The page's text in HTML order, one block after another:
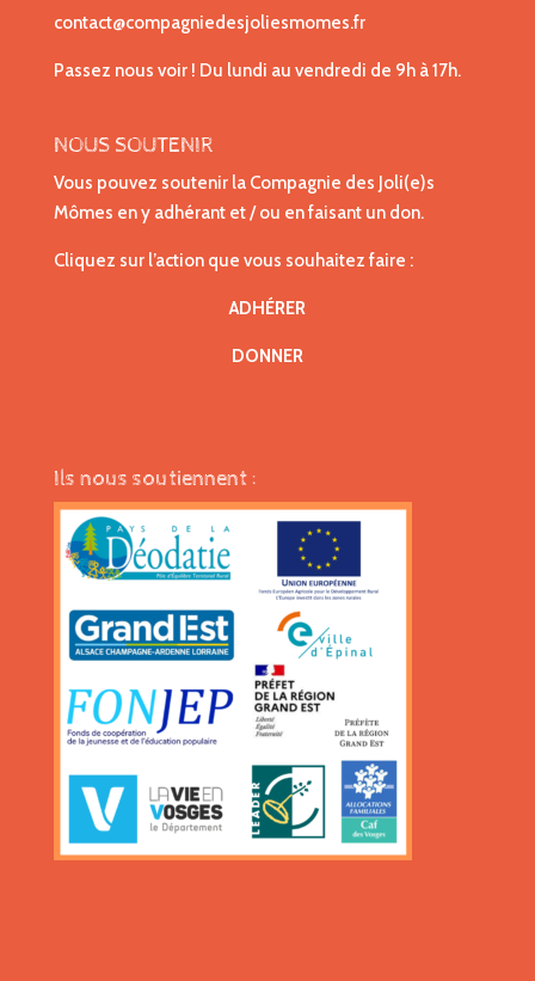
contact@compagniedesjoliesmomes.fr
Passez nous voir ! Du lundi au vendredi de 9h à 17h.
NOUS SOUTENIR
Vous pouvez soutenir la Compagnie des Joli(e)s
Mômes en y adhérant et / ou en faisant un don.
Cliquez sur l’action que vous souhaitez faire :
ADHÉRER
DONNER
Ils nous soutiennent :